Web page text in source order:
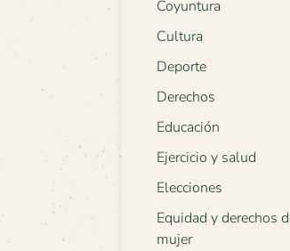
Coyuntura
Cultura
Deporte
Derechos
Educación
Ejercicio y salud
Elecciones
Equidad y derechos
mujer